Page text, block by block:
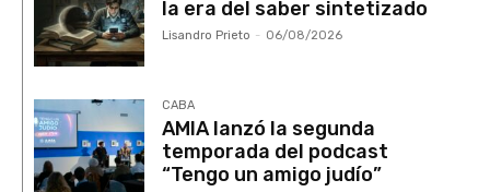
la era del saber sintetizado
Lisandro Prieto - 06/08/2026
CABA
AMIA lanzó la segunda
temporada del podcast
“Tengo un amigo judío”